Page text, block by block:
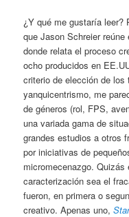
¿Y qué me gustaría leer?
que Jason Schreier
donde relata el proceso
ocho producidos en
criterio de elección de
yanquicentrismo, me
de géneros (rol, FPS,
una variada gama de
grandes estudios a otros
por iniciativas de
micromecenazgo.
caracterización sea el
fueron, en primera o
creativo. Apenas uno,